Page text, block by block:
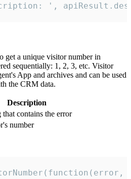
',
get a unique visitor number in
sequentially: 1, 2, 3, etc. Visitor
App and archives and can be used
the CRM data.
Description
that contains the error
number